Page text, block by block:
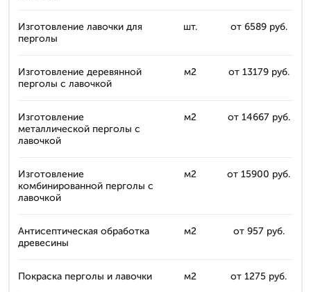
Изготовление лавочки для
перголы
шт. от 6589 руб.
Изготовление деревянной
перголы с лавочкой
м2 от 13179 руб.
Изготовление
металлической перголы с
лавочкой
м2 от 14667 руб.
Изготовление
комбинированной перголы с
лавочкой
м2 от 15900 руб.
Антисептическая обработка
древесины
м2 от 957 руб.
Покраска перголы и лавочки м2 от 1275 руб.